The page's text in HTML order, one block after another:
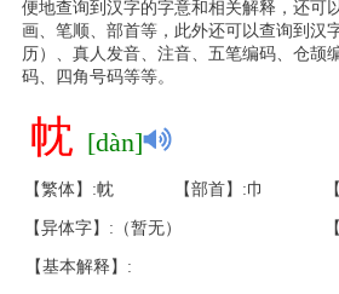
便地查询到汉字的字意和相关解释，还可
画、笔顺、部首等，此外还可以查询到汉
历）、真人发音、注音、五笔编码、仓颉
码、四角号码等等。
帎 [dàn]
【繁体】:帎 【部首】:巾
【异体字】:（暂无）
【基本解释】: